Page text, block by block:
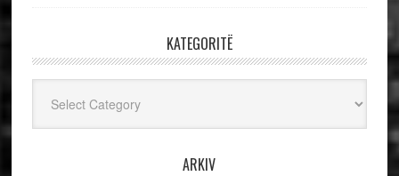
KATEGORITË
ARKIV